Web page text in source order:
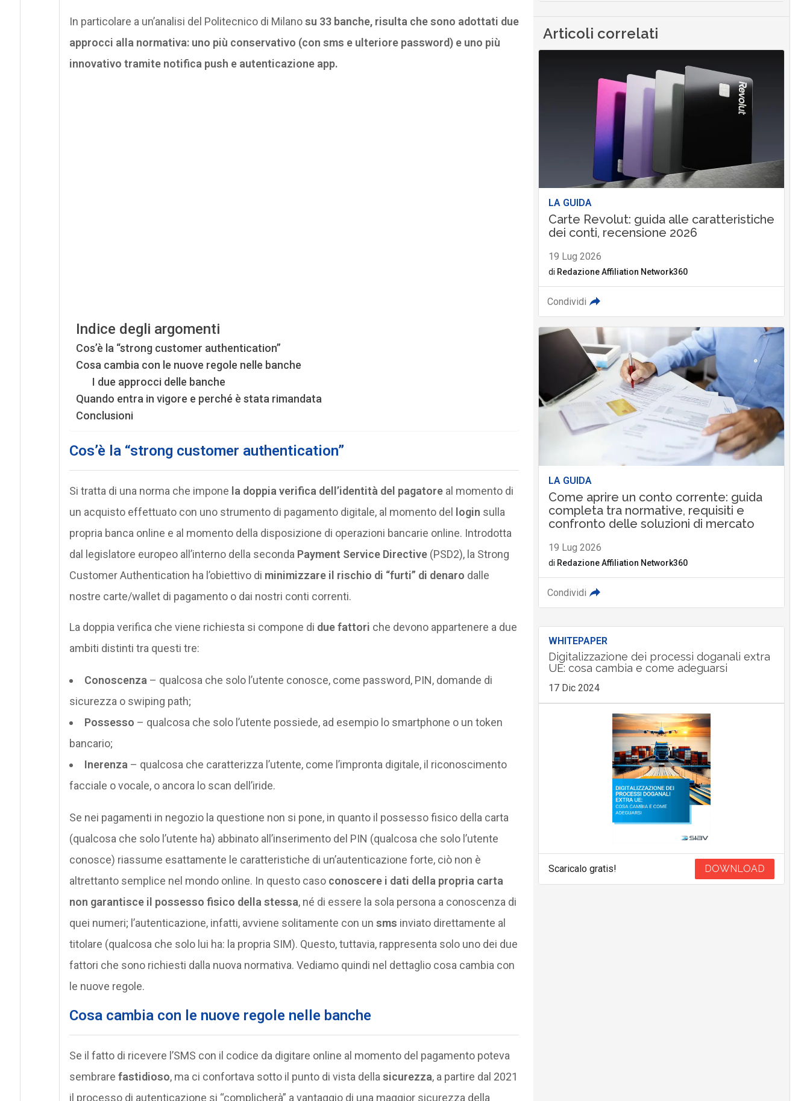
In particolare a un’analisi del Politecnico di Milanosu 33 banche, risulta che sono adottati due
approcci alla normativa: uno più conservativo (con sms e ulteriore password) e uno più
innovativo tramite notifica push e autenticazione app.
Indice degli argomenti
Cos’è la “strong customer authentication”
Cosa cambia con le nuove regole nelle banche
I due approcci delle banche
Quando entra in vigore e perché è stata rimandata
Conclusioni
Cos’è la “strong customer authentication”
Si tratta di una norma che impone la doppia verifica dell’identità del pagatoreal momento di
un acquisto effettuato con uno strumento di pagamento digitale, al momento del login sulla
propria banca online e al momento della disposizione di operazioni bancarie online. Introdotta
dal legislatore europeo all’interno della seconda Payment Service Directive(PSD2), la Strong
Customer Authentication ha l’obiettivo di minimizzare il rischio di “furti” di denaro dalle
nostre carte/wallet di pagamento o dai nostri conti correnti.
La doppia verifica che viene richiesta si compone di due fattori che devono appartenere a due
ambiti distinti tra questi tre:
Conoscenza – qualcosa che solo l’utente conosce, come password, PIN, domande di
sicurezza o swiping path;
Possesso – qualcosa che solo l’utente possiede, ad esempio lo smartphone o un token
bancario;
Inerenza – qualcosa che caratterizza l’utente, come l’impronta digitale, il riconoscimento
facciale o vocale, o ancora lo scan dell’iride.
Se nei pagamenti in negozio la questione non si pone, in quanto il possesso fisico della carta
(qualcosa che solo l’utente ha) abbinato all’inserimento del PIN (qualcosa che solo l’utente
conosce) riassume esattamente le caratteristiche di un’autenticazione forte, ciò non è
altrettanto semplice nel mondo online. In questo caso conoscere i dati della propria carta
non garantisce il possesso fisico della stessa, né di essere la sola persona a conoscenza di
quei numeri; l’autenticazione, infatti, avviene solitamente con un sms inviato direttamente al
titolare (qualcosa che solo lui ha: la propria SIM). Questo, tuttavia, rappresenta solo uno dei due
fattori che sono richiesti dalla nuova normativa. Vediamo quindi nel dettaglio cosa cambia con
le nuove regole.
Cosa cambia con le nuove regole nelle banche
Se il fatto di ricevere l’SMS con il codice da digitare online al momento del pagamento poteva
sembrare fastidioso, ma ci confortava sotto il punto di vista della sicurezza, a partire dal 2021
il processo di autenticazione si “complicherà” a vantaggio di una maggior sicurezza della
Articoli correlati
LA GUIDA
Carte Revolut: guida alle caratteristiche
dei conti, recensione 2026
19 Lug 2026
di Redazione Affiliation Network360
Condividi
LA GUIDA
Come aprire un conto corrente: guida
completa tra normative, requisiti e
confronto delle soluzioni di mercato
19 Lug 2026
di Redazione Affiliation Network360
Condividi
WHITEPAPER
Digitalizzazione dei processi doganali extra
UE: cosa cambia e come adeguarsi
17 Dic 2024
Scaricalo gratis! DOWNLOAD